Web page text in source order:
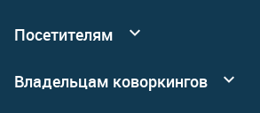
Посетителям
События
Владельцам коворкингов